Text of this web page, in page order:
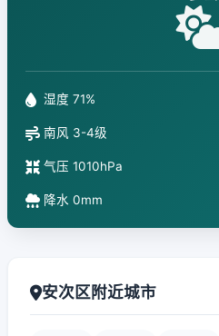
湿度 71%
南风 3-4级
气压 1010hPa
降水 0mm
安次区附近城市